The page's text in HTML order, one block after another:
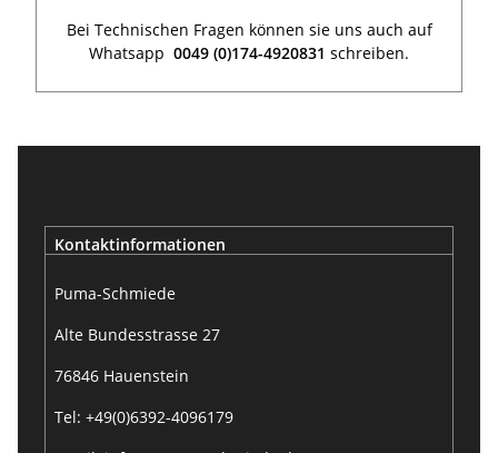
Bei Technischen Fragen können sie uns auch auf
Whatsapp 0049 (0)174-4920831 schreiben.
Kontaktinformationen
Puma-Schmiede
Alte Bundesstrasse 27
76846 Hauenstein
Tel: +49(0)6392-4096179